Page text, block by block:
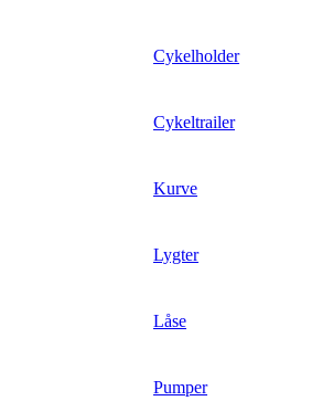
Cykelholder
Cykeltrailer
Kurve
Lygter
Låse
Pumper